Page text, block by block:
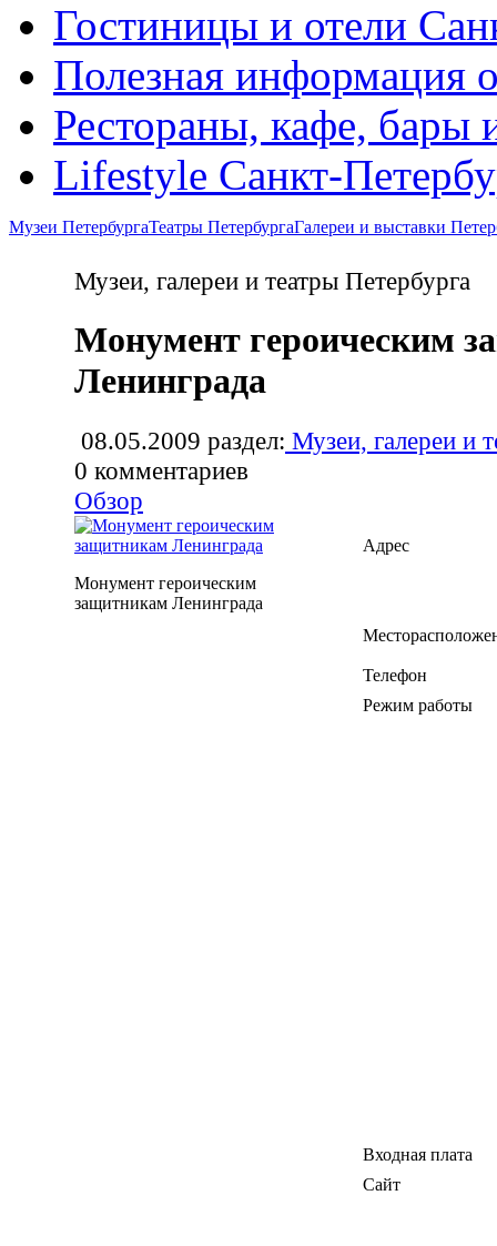
Гостиницы и отели
Полезная информация
Рестораны, кафе, бары
Lifestyle Санкт-
Музеи ПетербургаТеатры ПетербургаГалереи и выставки
Музеи, галереи и театры Петербурга
Монумент героическим
Ленинграда
08.05.2009 раздел: Музеи, галереи и
0 комментариев
Обзор
Монумент героическим
защитникам Ленинграда
Адрес
Телефон
Режим работы
Входная плата
Сайт